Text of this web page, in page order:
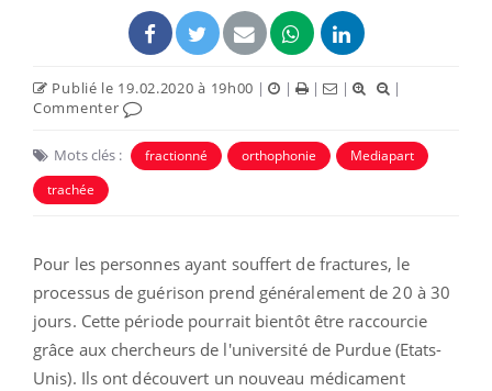
Publié le 19.02.2020 à 19h00 | | | |
|
Commenter
Mots clés : fractionné orthophonie
Mediapart
trachée
Pour les personnes ayant souffert de fractures, le
processus de guérison prend généralement de 20 à 30
jours. Cette période pourrait bientôt être raccourcie
grâce aux chercheurs de l'université de Purdue (Etats-
Unis). Ils ont découvert un nouveau médicament